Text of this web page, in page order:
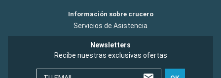
Información sobre crucero
Servicios de Asistencia
Newsletters
Recibe nuestras exclusivas ofertas